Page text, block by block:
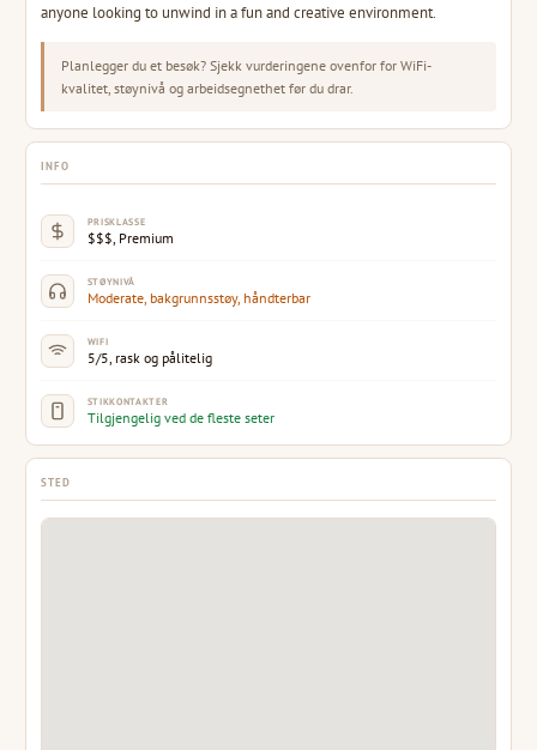
anyone looking to unwind in a fun and creative environment.
Planlegger du et besøk? Sjekk vurderingene ovenfor for WiFi-
kvalitet, støynivå og arbeidsegnethet før du drar.
INFO
PRISKLASSE
$$$, Premium
STØYNIVÅ
Moderate, bakgrunnsstøy, håndterbar
WIFI
5/5, rask og pålitelig
STIKKONTAKTER
Tilgjengelig ved de fleste seter
STED